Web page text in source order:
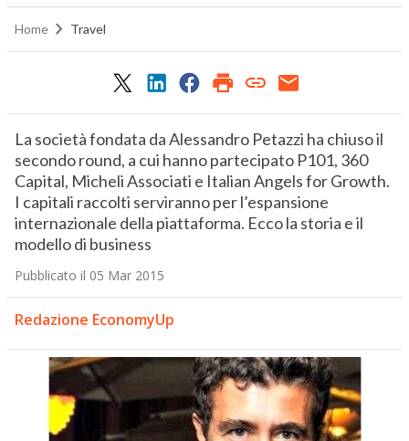
Home Travel
La società fondata da Alessandro Petazzi ha chiuso il
secondo round, a cui hanno partecipato P101, 360
Capital, Micheli Associati e Italian Angels for Growth.
I capitali raccolti serviranno per l’espansione
internazionale della piattaforma. Ecco la storia e il
modello di business
Pubblicato il 05 Mar 2015
Redazione EconomyUp